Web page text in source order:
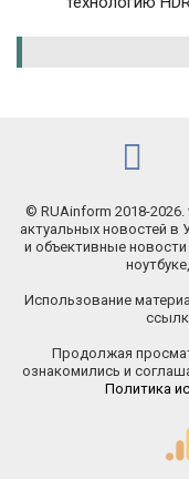
© RUAinform 2018-
актуальных новостей в
и объективные
Использование
Продолжая
ознакомились и
Политика